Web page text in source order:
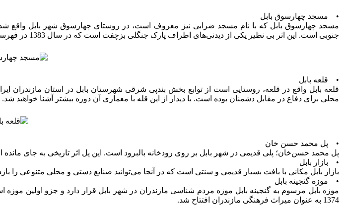
• مسجد چهارسوق بابل
مسجد چهارسوق بابل که با نام مسجد ضرابی نیز معروف است، در روستای چهارسوق شهر بابل
جنوبی است. این اثر بی نظیر یکی از دیدنی‌های اطراف پارک جنگلی بزچفت است که در سال 1383 در فهرست آثار ملی ایران به ثبت رسانیده شده است.
• قلعه بابل
قلعه بابل واقع در قلعه، روستایی است از توابع بخش بندپی شرقی شهرستان بابل در استان مازندران
محلی برای دفاع در مقابل دشمنان بوده است. با دیدار از این قله با معماری آن دوره بیشتر آشنا خواهید شد.
• پل محمد حسن خان
پل محمد حسن‌خان؛ پلی قدیمی در شهر بابل بر روی رودخانه بالبرود است. این پل اثر تاریخی به جای مانده از دوران قاجار است که در 2
• بازار بابل
بازار بابل مکانی با بافت بسیار قدیمی و سنتی است که در آنجا می‌توانید صنایع دستی و محلی متنوعی را
• موزه گنجینه بابل
1374 به عنوان میراث فرهنگی مازندران افتتاح شد.